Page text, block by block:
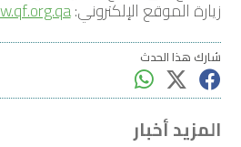
زيارة الموقع الإلكتروني:
شارك هذا الحدث
المزيد أخبار